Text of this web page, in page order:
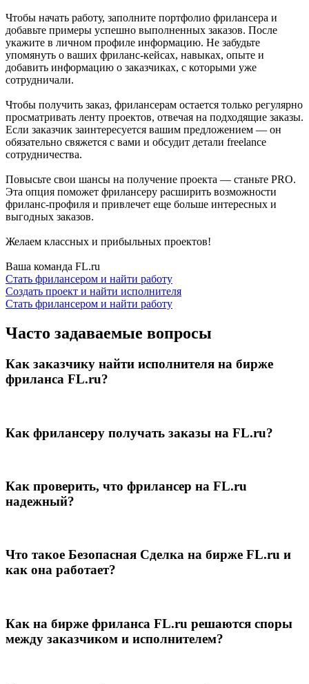
Чтобы начать работу, заполните портфолио фрилансера и
добавьте примеры успешно выполненных заказов. После
укажите в личном профиле информацию. Не забудьте
упомянуть о ваших фриланс-кейсах, навыках, опыте и
добавить информацию о заказчиках, с которыми уже
сотрудничали.
Чтобы получить заказ, фрилансерам остается только регулярно
просматривать ленту проектов, отвечая на подходящие заказы.
Если заказчик заинтересуется вашим предложением — он
обязательно свяжется с вами и обсудит детали freelance
сотрудничества.
Повысьте свои шансы на получение проекта — станьте PRO.
Эта опция поможет фрилансеру расширить возможности
фриланс-профиля и привлечет еще больше интересных и
выгодных заказов.
Желаем классных и прибыльных проектов!
Ваша команда FL.ru
Стать фрилансером и найти работу
Создать проект и найти исполнителя
Стать фрилансером и найти работу
Часто задаваемые вопросы
Как заказчику найти исполнителя на бирже
фриланса FL.ru?
Как фрилансеру получать заказы на FL.ru?
Как проверить, что фрилансер на FL.ru
надежный?
Что такое Безопасная Сделка на бирже FL.ru и
как она работает?
Как на бирже фриланса FL.ru решаются споры
между заказчиком и исполнителем?